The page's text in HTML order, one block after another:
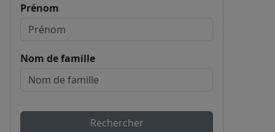
Prénom
Nom de famille
Rechercher